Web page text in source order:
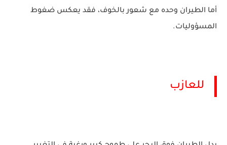
أما الطيران وحده مع شعور بالخوف، فقد يعكس ضغوط
المسؤوليات.
للعازب